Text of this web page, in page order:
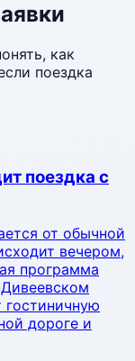
как
поездка
поездка с
от обычной
вечером,
программа
дороге и